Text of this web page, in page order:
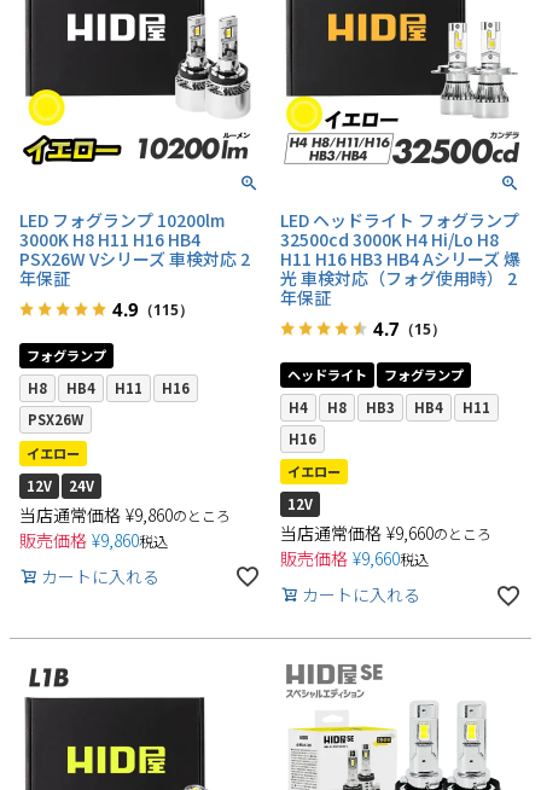
検索
LED フォグランプ 10200lm
3000K H8 H11 H16 HB4
PSX26W Vシリーズ 車検対応 2
年保証
4.9 （115）
フォグランプ
H8
HB4 H11
H16
PSX26W
イエロー
12V
24V
当店通常価格 ¥9,860のところ
販売価格 ¥9,860税込
カートに入れる
LED ヘッドライト フォグランプ
32500cd 3000K H4 Hi/Lo H8
H11 H16 HB3 HB4 Aシリーズ 爆
光 車検対応（フォグ使用時） 2
年保証
4.7 （15）
ヘッドライト
フォグランプ
H4
H8 HB3 HB4
H11
H16
イエロー
12V
当店通常価格 ¥9,660のところ
販売価格 ¥9,660税込
カートに入れる